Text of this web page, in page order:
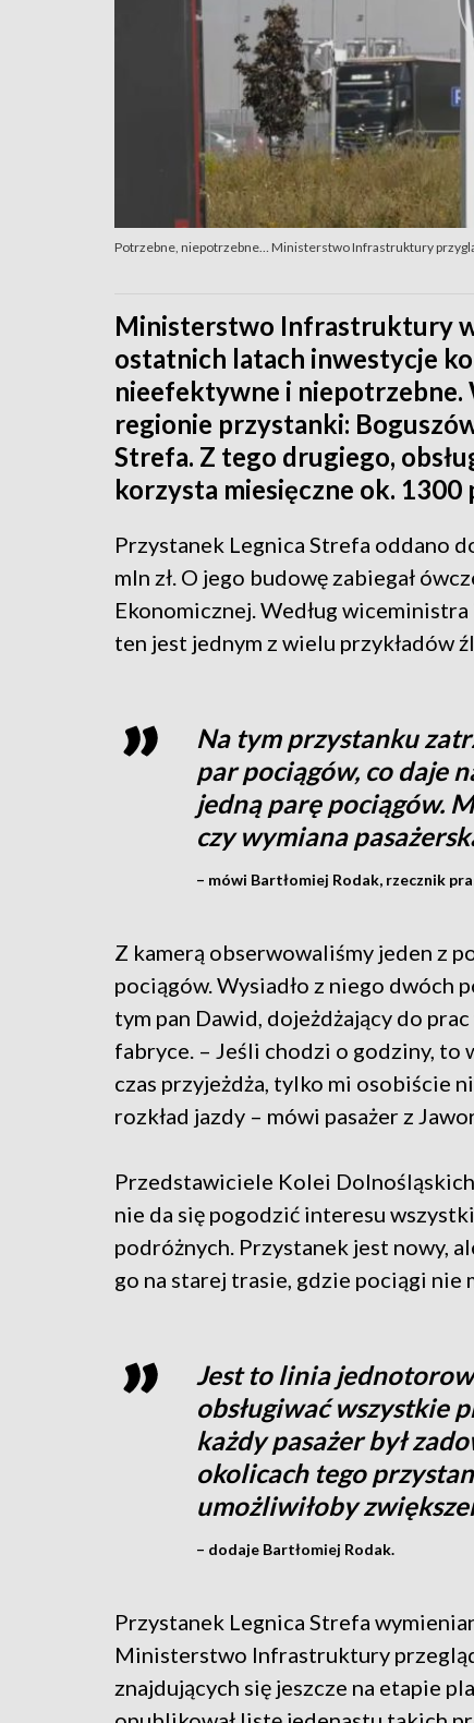
Potrzebne, niepotrzebne… Ministerstwo Infrastruktury
Ministerstwo Infrastruktury
ostatnich latach inwestycje
nieefektywne i niepotrzebne.
regionie przystanki:
Strefa. Z tego drugiego,
korzysta miesięczne ok. 1300
Przystanek Legnica Strefa oddano
mln zł. O jego budowę zabiegał
Ekonomicznej. Według
ten jest jednym z wielu przykładów
Na tym przystanku
par pociągów, co daje
jedną parę pociągów.
czy wymiana
– mówi Bartłomiej Rodak, rzecznik
Z kamerą obserwowaliśmy jeden z
pociągów. Wysiadło z niego dwóch
tym pan Dawid, dojeżdżający do
fabryce. – Jeśli chodzi o godziny, to
czas przyjeżdża, tylko mi osobiście
rozkład jazdy – mówi pasażer z
Przedstawiciele Kolei
nie da się pogodzić interesu
podróżnych. Przystanek jest nowy,
go na starej trasie, gdzie pociągi nie
Jest to linia
obsługiwać wszystkie
każdy pasażer był
okolicach tego
umożliwiłoby
– dodaje Bartłomiej Rodak.
Przystanek Legnica Strefa
Ministerstwo Infrastruktury
znajdujących się jeszcze na etapie